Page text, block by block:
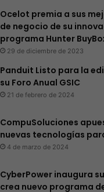
Ocelot premia a sus
de negocio de su
programa Hunter
29 de diciembre de 2023
Panduit Listo para la
su Foro Anual GSIC
21 de febrero de 2024
CompuSoluciones
nuevas tecnologías
4 de marzo de 2024
CyberPower inaugura
crea nuevo programa